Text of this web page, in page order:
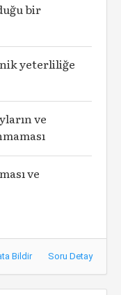
bir
yeterliliğe
ve
ve
Bildir Soru Detay